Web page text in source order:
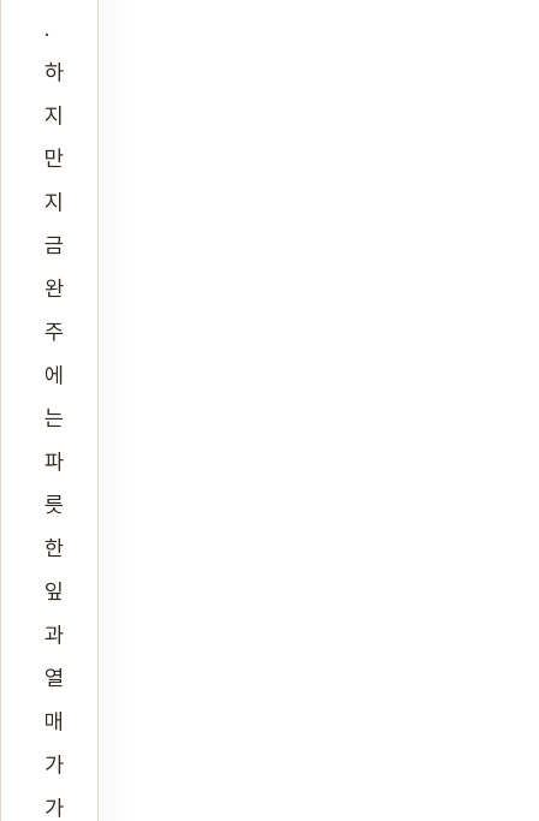
.
하
지
만
지
금
완
주
에
는
파
릇
한
잎
과
열
매
가
가